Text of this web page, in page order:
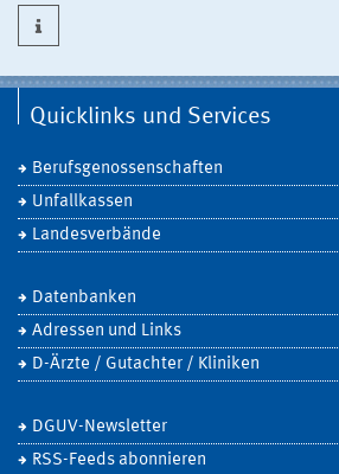
Quicklinks und Services
Berufsgenossenschaften
Unfallkassen
Landesverbände
Datenbanken
Adressen und Links
D-Ärzte / Gutachter / Kliniken
DGUV-Newsletter
RSS-Feeds abonnieren